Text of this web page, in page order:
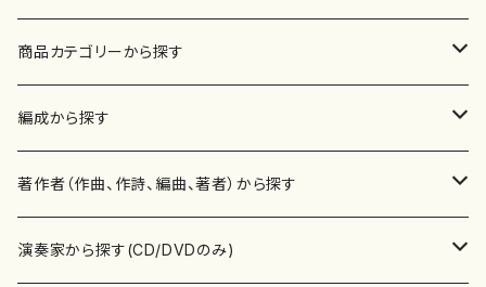
商品カテゴリーから探す
楽譜
書籍
書籍
CD・DVD
編成から探す
邦楽器
箏・琴（ソロ）
合唱
著作者（作曲、作詩、編曲、著者）から探す
あ行
演奏家から探す(CD/DVDのみ)